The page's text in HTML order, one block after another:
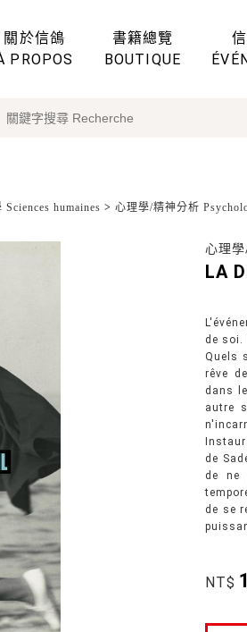
關於信鴿
PROPOS
書籍總覽
BOUTIQUE
Sciences humaines > 心理學/精神分析
心理
LA
de soi.
Quels
rêve
dans
autre
de
de ne
de se
NT$